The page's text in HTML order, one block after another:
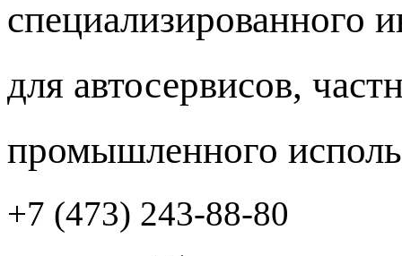
специализированного
для автосервисов,
промышленного
+7 (473) 243-88-80